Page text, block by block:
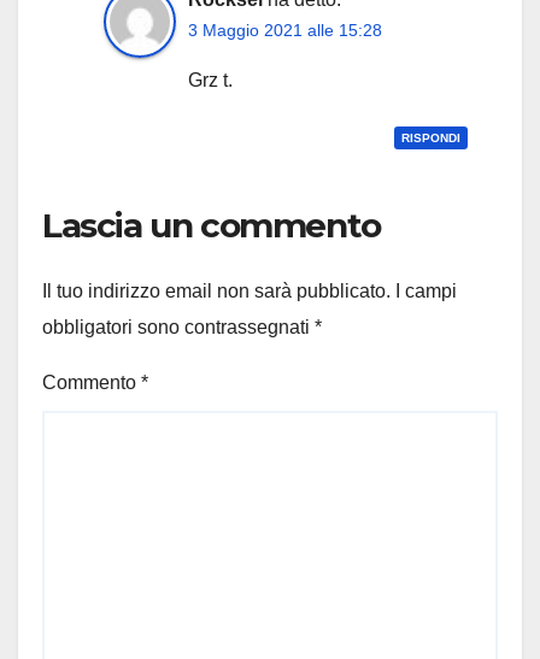
3 Maggio 2021 alle 15:28
Grz t.
RISPONDI
Lascia un commento
Il tuo indirizzo email non sarà pubblicato.
I campi
obbligatori sono contrassegnati *
Commento *